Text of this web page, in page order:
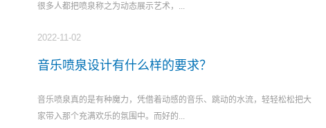
很多人都把喷泉称之为动态展示艺术，...
2022-11-02
音乐喷泉设计有什么样的要求？
音乐喷泉真的是有种魔力，凭借着动感的音乐、跳动的水流，轻轻松松把大
家带入那个充满欢乐的氛围中。而好的...